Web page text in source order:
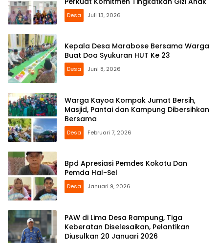
Desa Juli 13, 2026
Kepala Desa Marabose Bersama Warga
Buat Doa Syukuran HUT Ke 23
Desa Juni 8, 2026
Warga Kayoa Kompak Jumat Bersih,
Masjid, Pantai dan Kampung Dibersihkan
Bersama
Desa Februari 7, 2026
Bpd Apresiasi Pemdes Kokotu Dan
Pemda Hal-Sel
Desa Januari 9, 2026
PAW di Lima Desa Rampung, Tiga
Keberatan Diselesaikan, Pelantikan
Diusulkan 20 Januari 2026